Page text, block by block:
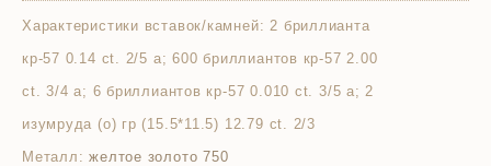
Характеристики вставок/камней: 2 бриллианта
кр-57 0.14 ct. 2/5 а; 600 бриллиантов кр-57 2.00
ct. 3/4 а; 6 бриллиантов кр-57 0.010 ct. 3/5 а; 2
изумруда (о) гр (15.5*11.5) 12.79 ct. 2/3
Металл: желтое золото 750